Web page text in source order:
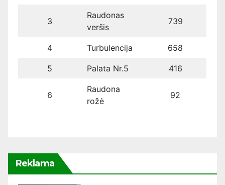
3
Raudonas
veršis
739
4 Turbulencija 658
5 Palata Nr.5 416
6
Raudona
rožė
92
Reklama